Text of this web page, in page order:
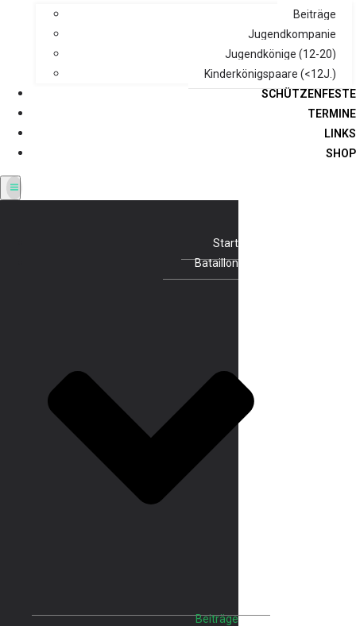
Beiträge
Jugendkompanie
Jugendkönige (12-20)
Kinderkönigspaare (<12J.)
SCHÜTZENFESTE
TERMINE
LINKS
SHOP
Start
Bataillon
Beiträge